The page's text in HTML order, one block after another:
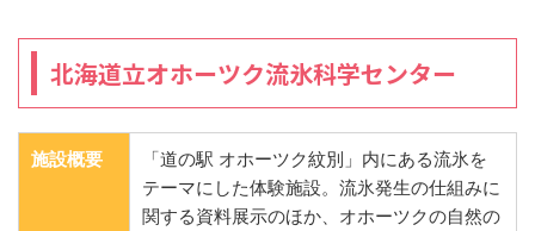
北海道立オホーツク流氷科学センター
施設概要
「道の駅 オホーツク紋別」内にある流氷を
テーマにした体験施設。流氷発生の仕組みに
関する資料展示のほか、オホーツクの自然の